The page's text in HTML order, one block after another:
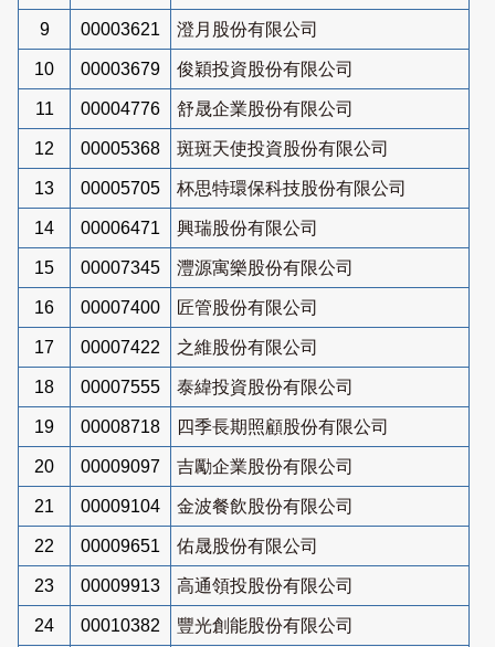
9 00003621 澄月股份有限公司
10 00003679 俊穎投資股份有限公司
11 00004776 舒晟企業股份有限公司
12 00005368 斑斑天使投資股份有限公司
13 00005705 杯思特環保科技股份有限公司
14 00006471 興瑞股份有限公司
15 00007345 灃源寓樂股份有限公司
16 00007400 匠管股份有限公司
17 00007422 之維股份有限公司
18 00007555 泰緯投資股份有限公司
19 00008718 四季長期照顧股份有限公司
20 00009097 吉勵企業股份有限公司
21 00009104 金波餐飲股份有限公司
22 00009651 佑晟股份有限公司
23 00009913 高通領投股份有限公司
24 00010382 豐光創能股份有限公司